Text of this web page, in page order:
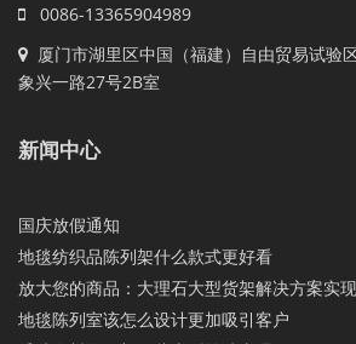
0086-13365904989
厦门市湖里区中国（福建）自由贸易试验
象兴一路27号2B室
新闻中心
国庆放假通知
地毯纺织品陈列架什么款式更好看
放大您的商品：大理石大型货架解决方案实
地毯陈列室该怎么设计更加吸引客户